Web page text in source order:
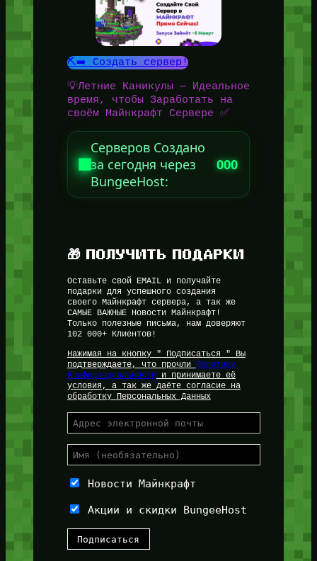
⛏️➡️ Создать сервер!
💡Летние Каникулы — Идеальное
время, чтобы Заработать на
своём Майнкрафт Сервере ✅
Серверов Создано
за сегодня через
BungeeHost:
000
🎁 ПОЛУЧИТЬ ПОДАРКИ
Оставьте свой EMAIL и получайте
подарки для успешного создания
своего Майнкрафт сервера, а так же
САМЫЕ ВАЖНЫЕ Новости Майнкрафт!
Только полезные письма, нам доверяют
102 000+ Клиентов!
Нажимая на кнопку " Подписаться " Вы
подтверждаете, что прочли
Политику
Конфиденциальностии принимаете её
условия, а так же даёте согласие на
обработку Персональных Данных
Новости Майнкрафт
Акции и скидки BungeeHost